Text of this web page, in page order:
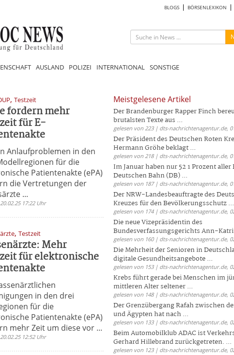
BLOGS BÖRSENLEXIKON
AUSLAND POLIZEI INTERNATIONAL SONSTIGE
, Testzeit
fordern mehr
für E-
Anlaufproblemen in den
für die
Patientenakte (ePA)
die Vertretungen der
...
17:22 Uhr
, Testzeit
Mehr
für elektronische
in den drei
für die
Patientenakte (ePA)
mehr Zeit um diese vor ...
12:52 Uhr
Meistgelesene Artikel
Der Brandenburger Rapper Finch
brutalsten Texte aus ...
gelesen von 223 | dts-nachrichtenagentur.de,
Der Präsident des Deutschen Roten
Hermann Gröhe beklagt ...
gelesen von 218 | dts-nachrichtenagentur.de,
Im Januar haben nur 52 1 Prozent aller
Deutschen Bahn (DB) ...
gelesen von 187 | dts-nachrichtenagentur.de,
Der NRW-Landesbeauftragte des
Kreuzes für den Bevölkerungsschutz ...
gelesen von 174 | dts-nachrichtenagentur.de,
Die neue Vizepräsidentin des
Bundesverfassungsgerichts Ann-
gelesen von 160 | dts-nachrichtenagentur.de,
Die Mehrheit der Senioren in
digitale Gesundheitsangebote ...
gelesen von 153 | dts-nachrichtenagentur.de,
Krebs führt gerade bei Menschen im
mittleren Alter seltener ...
gelesen von 148 | dts-nachrichtenagentur.de,
Der Grenzübergang Rafah zwischen
und Ägypten hat nach ...
gelesen von 133 | dts-nachrichtenagentur.de,
Beim Automobilklub ADAC ist
Gerhard Hillebrand zurückgetreten. ...
gelesen von 123 | dts-nachrichtenagentur.de,